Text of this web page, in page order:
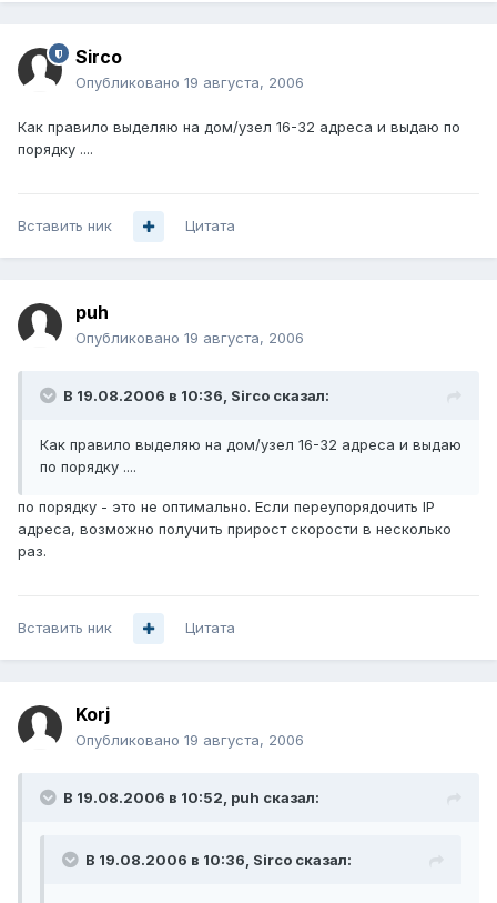
Sirco
Опубликовано 19 августа, 2006
Как правило выделяю на дом/узел 16-32 адреса и выдаю по
порядку ....
Вставить ник Цитата
puh
Опубликовано 19 августа, 2006
В 19.08.2006 в 10:36, Sirco сказал:
Как правило выделяю на дом/узел 16-32 адреса и выдаю
по порядку ....
по порядку - это не оптимально. Если переупорядочить IP
адреса, возможно получить прирост скорости в несколько
раз.
Вставить ник Цитата
Korj
Опубликовано 19 августа, 2006
В 19.08.2006 в 10:52, puh сказал:
В 19.08.2006 в 10:36, Sirco сказал: